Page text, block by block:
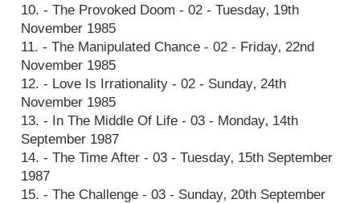
10. - The Provoked Doom - 02 - Tuesday‚ 19th
November 1985
11. - The Manipulated Chance - 02 - Friday‚ 22nd
November 1985
12. - Love Is Irrationality - 02 - Sunday‚ 24th
November 1985
13. - In The Middle Of Life - 03 - Monday‚ 14th
September 1987
14. - The Time After - 03 - Tuesday‚ 15th September
1987
15. - The Challenge - 03 - Sunday‚ 20th September